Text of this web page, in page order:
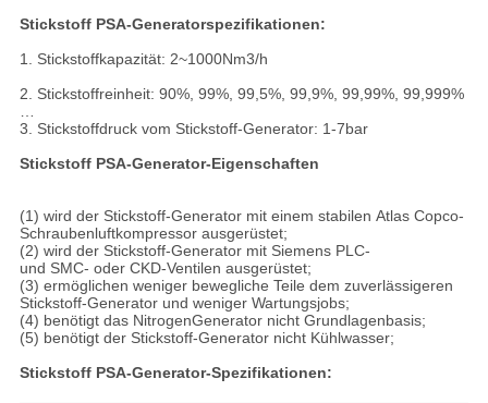
Stickstoff PSA-Generatorspezifikationen:
1. Stickstoffkapazität: 2~1000Nm3/h
2. Stickstoffreinheit: 90%, 99%, 99,5%, 99,9%, 99,99%, 99,999%
…
3. Stickstoffdruck vom Stickstoff-Generator: 1-7bar
Stickstoff PSA-Generator-Eigenschaften
(1) wird der Stickstoff-Generator mit einem stabilen Atlas Copco-
Schraubenluftkompressor ausgerüstet;
(2) wird der Stickstoff-Generator mit Siemens PLC-
und SMC- oder CKD-Ventilen ausgerüstet;
(3) ermöglichen weniger bewegliche Teile dem zuverlässigeren
Stickstoff-Generator und weniger Wartungsjobs;
(4) benötigt das NitrogenGenerator nicht Grundlagenbasis;
(5) benötigt der Stickstoff-Generator nicht Kühlwasser;
Stickstoff PSA-Generator-Spezifikationen: